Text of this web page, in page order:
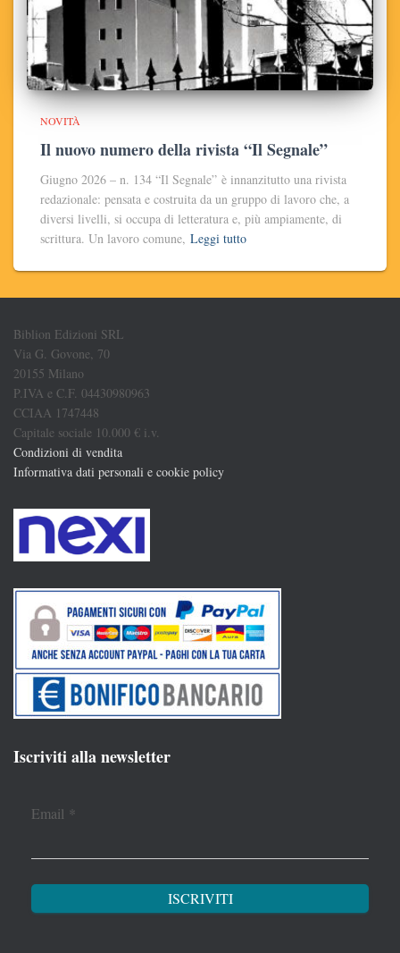
NOVITÀ
Il nuovo numero della rivista “Il Segnale”
Giugno 2026 – n. 134 “Il Segnale” è innanzitutto una rivista
redazionale: pensata e costruita da un gruppo di lavoro che, a
diversi livelli, si occupa di letteratura e, più ampiamente, di
scrittura. Un lavoro comune, Leggi tutto
Biblion Edizioni SRL
Via G. Govone, 70
20155 Milano
P.IVA e C.F. 04430980963
CCIAA 1747448
Capitale sociale 10.000 € i.v.
Condizioni di vendita
Informativa dati personali e cookie policy
Iscriviti alla newsletter
Email *